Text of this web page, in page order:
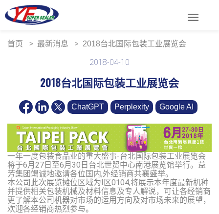
menu
首页 最新消息 2018台北国际包装工业展览会
2018-04-10
2018台北国际包装工业展览会
ChatGPT Perplexity Google AI
一年一度包装食品业的重大盛事-台北国际包装工业展览会
将于6月27日至6月30日台北世贸中心南港展览馆举行。益
芳集团竭诚地邀请各位国内,外经销商共襄盛举。
本公司此次展览摊位区域为I区0104,将展示本年度最新机种
并提供相关包装机械及材料信息及专人解说，可让各经销商
更了解本公司机器对市场的运用方向及对市场未来的展望，
欢迎各经销商热烈参与。